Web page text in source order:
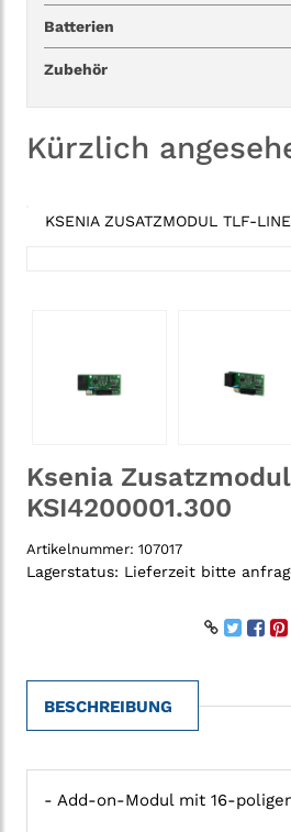
Batterien
Zubehör
Kürzlich
KSENIA ZUSATZMODUL TLF-
Ksenia
KSI4200001.300
Artikelnummer: 107017
Lagerstatus: Lieferzeit bitte
BESCHREIBUNG
- Add-on-Modul mit 16-